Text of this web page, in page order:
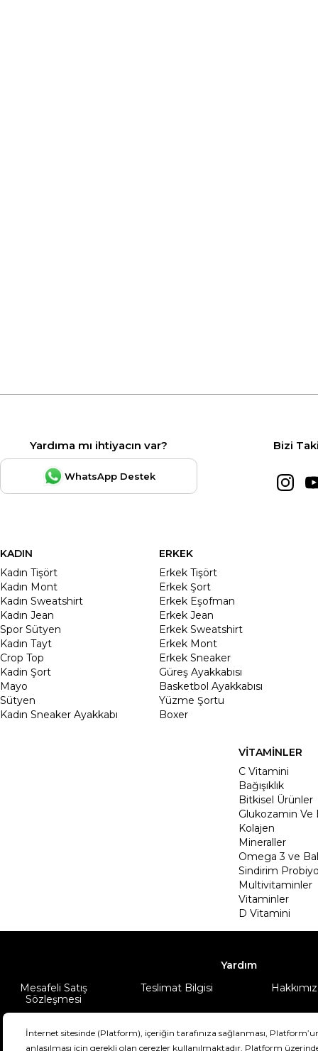
Yardıma mı ihtiyacın var?
WhatsApp Destek
Bizi
KADIN
Kadın Tişört
Kadın Mont
Kadın Sweatshirt
Kadın Jean
Spor Sütyen
Kadın Tayt
Crop Top
Kadin Şort
Mayo
Sütyen
Kadın Sneaker Ayakkabı
ERKEK
Erkek Tişört
Erkek Şort
Erkek Eşofman
Erkek Jean
Erkek Sweatshirt
Erkek Mont
Erkek Sneaker
Güreş Ayakkabısı
Basketbol Ayakkabısı
Yüzme Şortu
Boxer
VİTAMİNLER
C Vitamini
Bağışıklık
Bitkisel Ürünler
Glukozamin Ve
Kolajen
Mineraller
Omega 3 ve
Sindirim
Multivitaminler
Vitaminler
D Vitamini
Yardım
Mesafeli Satış
Sözleşmesi
Teslimat Bilgisi